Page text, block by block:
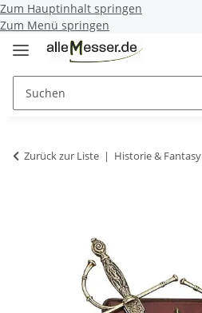
Zum Hauptinhalt springen
Zum Menü springen
Zurück zur Liste Historie & Fantasy